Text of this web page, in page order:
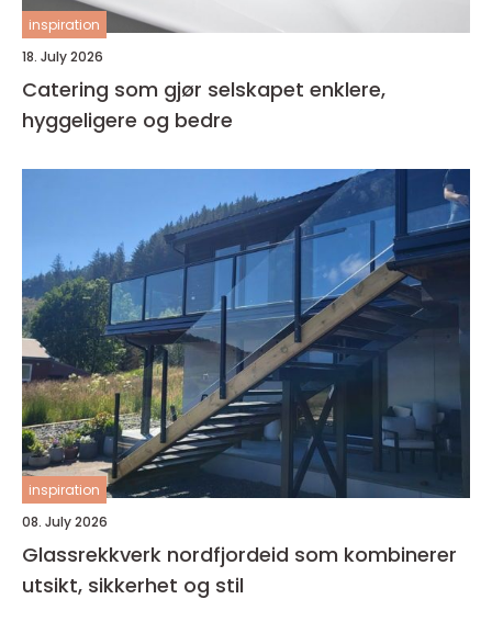
inspiration
18. July 2026
Catering som gjør selskapet enklere,
hyggeligere og bedre
inspiration
08. July 2026
Glassrekkverk nordfjordeid som kombinerer
utsikt, sikkerhet og stil